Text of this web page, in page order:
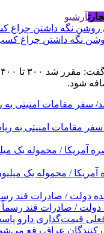
آرشیو
شود.
مقامات امنیتی به
/ محموله یک
دولت / صادرات قند رسماً